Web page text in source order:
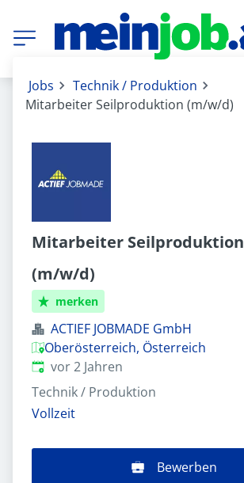
Jobs
Technik / Produktion
Mitarbeiter Seilproduktion (m/w/d)
Mitarbeiter Seilproduktion
(m/w/d)
merken
ACTIEF JOBMADE GmbH
Oberösterreich, Österreich
Veröffentlicht:
vor 2 Jahren
Technik / Produktion
Vollzeit
Bewerben